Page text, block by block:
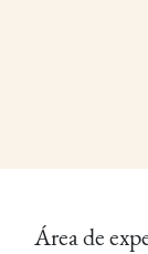
Área de